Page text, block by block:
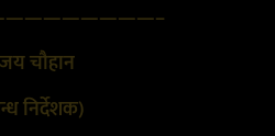
चौहान
निर्देशक)